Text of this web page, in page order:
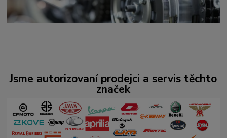
Jsme autorizovaní prodejci a servis těchto
značek